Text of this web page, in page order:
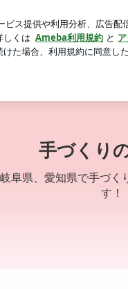
手づくり
阜県、愛知県で手づ
す！